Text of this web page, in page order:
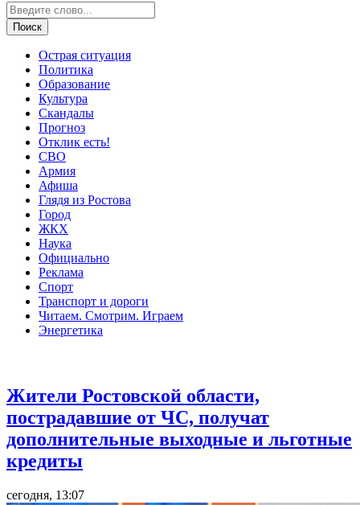
Острая ситуация
Политика
Образование
Культура
Скандалы
Прогноз
Отклик есть!
СВО
Армия
Афиша
Глядя из Ростова
Город
ЖКХ
Наука
Официально
Реклама
Спорт
Транспорт и дороги
Читаем. Смотрим. Играем
Энергетика
Жители Ростовской области,
пострадавшие от ЧС, получат
дополнительные выходные и льготные
кредиты
сегодня, 13:07